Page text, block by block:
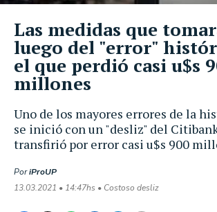
Uno de los mayores errores de la
se inició con un "desliz" del
transfirió por error casi u$s 900
PoriProUP
13.03.2021 • 14:47hs • Costoso desliz
Las medidas que
luego del "error"
el que perdió casi u$s
millones